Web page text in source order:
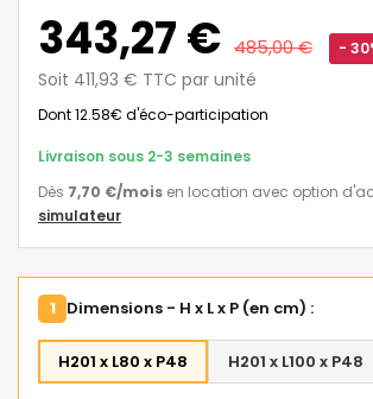
343,27 € 485,00 € -
Soit 411,93 € TTC par unité
Dont 12.58€ d'éco-participation
Livraison sous 2-3 semaines
Dès 7,70 €/mois en location avec option
simulateur
1 Dimensions - H x L x P (en cm) :
H201 x L80 x P48 H201 x L100 x P48